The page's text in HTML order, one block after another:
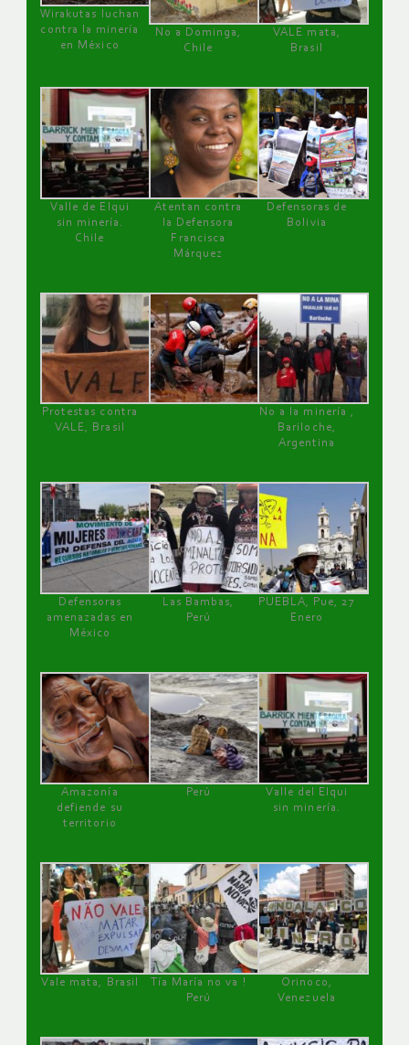
Wirakutas luchan
contra la minería
en México
No a Dominga,
Chile
VALE mata,
Brasil
Valle de Elqui
sin minería.
Chile
Atentan contra
la Defensora
Francisca
Márquez
Defensoras de
Bolivia
Protestas contra
VALE, Brasil
No a la minería ,
Bariloche,
Argentina
Defensoras
amenazadas en
México
Las Bambas,
Perú
PUEBLA, Pue, 27
Enero
Amazonía
defiende su
territorio
Perú
Valle del Elqui
sin minería.
Vale mata, Brasil
Tía María no va !
Perú
Orinoco,
Venezuela